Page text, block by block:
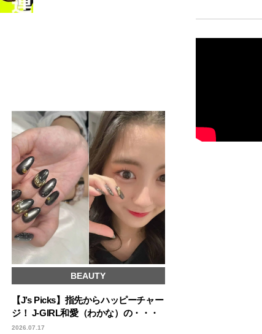
BEAUTY
【J’s Picks】指先からハッピーチャー
ジ！ J-GIRL和愛（わかな）の・・・
2026.07.17